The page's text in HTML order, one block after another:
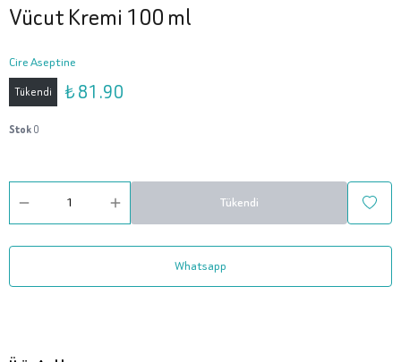
Vücut Kremi 100 ml
Cire Aseptine
Tükendi ₺ 81.90
Stok0
Tükendi
Whatsapp